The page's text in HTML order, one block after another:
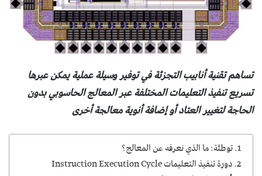
تساهم تقنية أنابيب التجزئة في توفير وسيلة عملية يمكن عبرها
تسريع تنفيذ التعليمات المختلفة عبر المعالج الحاسوبي بدون
الحاجة لتغيير العتاد أو إضافة أنوية معالجة أخرى
1. توطئة: ما الذي نعرفه عن المعالج؟
2. دورة تنفيذ التعليمات Instruction Execution Cycle